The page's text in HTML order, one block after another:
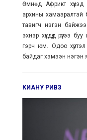
Өмнөд Африкт
архины хамааралтай
тавигч нэгэн
эхнэр хүүхдүүд
гэрч юм. Одоо
байдаг хэмээн нэгэн
КИАНУ РИВЗ